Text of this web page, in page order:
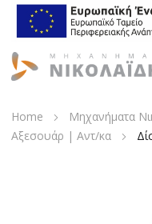
Home Μηχανήματα
Αξεσουάρ | Αντ/κα